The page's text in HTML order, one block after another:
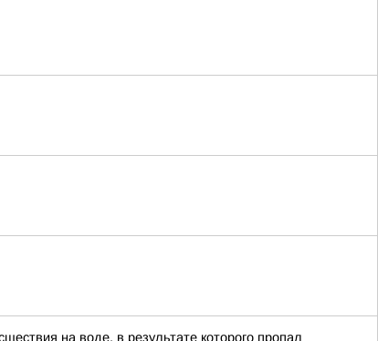
на воде, в результате которого пропал